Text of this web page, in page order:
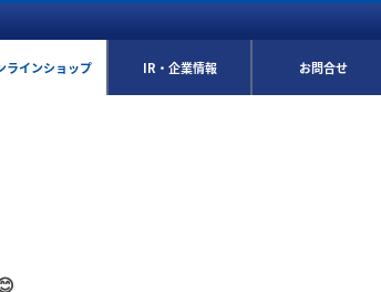
ラインショップ IR・企業情報 お問合せ